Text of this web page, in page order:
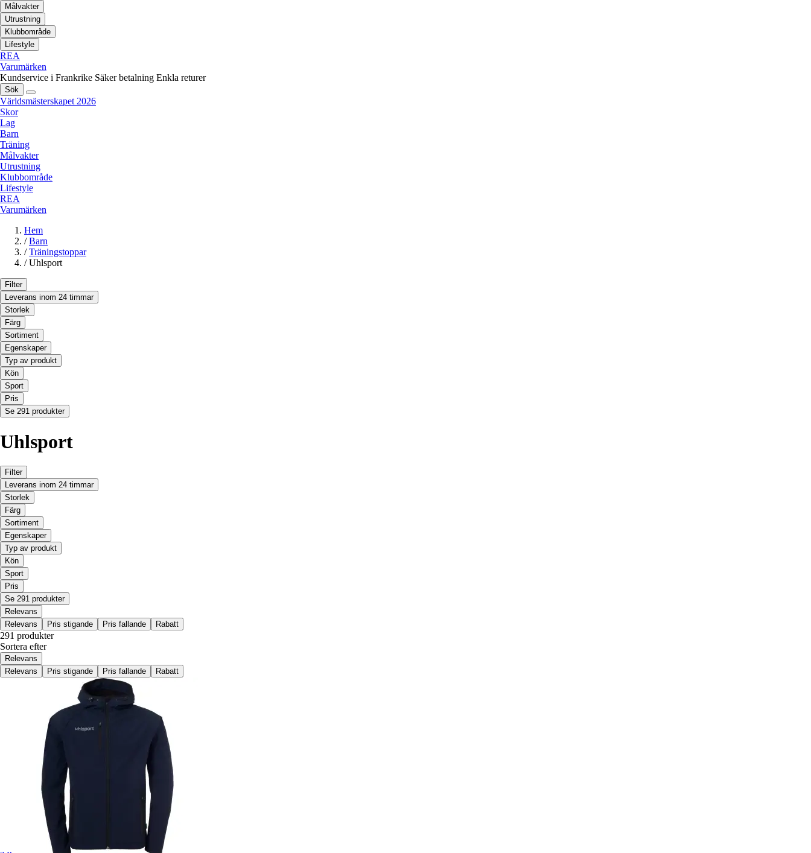
Målvakter
Utrustning
Klubbområde
Lifestyle
REA
Varumärken
Kundservice i Frankrike Säker betalning Enkla returer
Sök
Världsmästerskapet 2026
Skor
Lag
Barn
Träning
Målvakter
Utrustning
Klubbområde
Lifestyle
REA
Varumärken
Hem
/ Barn
/ Träningstoppar
/ Uhlsport
Filter
Leverans inom 24 timmar
Storlek
Färg
Sortiment
Egenskaper
Typ av produkt
Kön
Sport
Pris
Se 291 produkter
Uhlsport
Filter
Leverans inom 24 timmar
Storlek
Färg
Sortiment
Egenskaper
Typ av produkt
Kön
Sport
Pris
Se 291 produkter
Relevans
Relevans
Pris stigande Pris fallande Rabatt
291 produkter
Sortera efter
Relevans
Relevans
Pris stigande Pris fallande Rabatt